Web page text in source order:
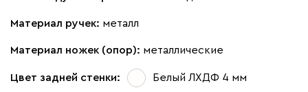
Материал ручек: металл
Материал ножек (опор): металлические
Цвет задней стенки: Белый ЛХДФ 4 мм